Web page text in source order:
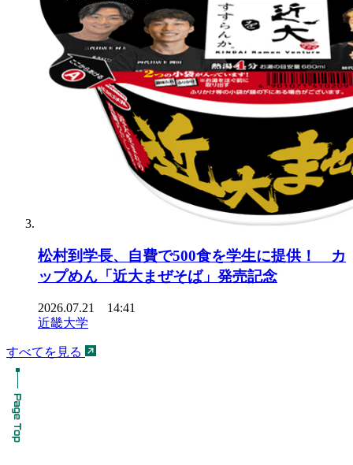
松村到学長、自費で500食を学生に提供！ カ
ップめん「近大まぜそば」発売記念
2026.07.21 14:41
近畿大学
すべてを見る